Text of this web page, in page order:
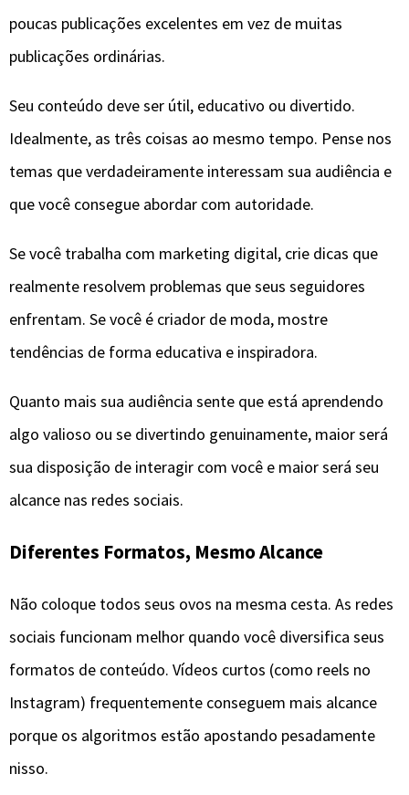
poucas publicações excelentes em vez de muitas
publicações ordinárias.
Seu conteúdo deve ser útil, educativo ou divertido.
Idealmente, as três coisas ao mesmo tempo. Pense nos
temas que verdadeiramente interessam sua audiência e
que você consegue abordar com autoridade.
Se você trabalha com marketing digital, crie dicas que
realmente resolvem problemas que seus seguidores
enfrentam. Se você é criador de moda, mostre
tendências de forma educativa e inspiradora.
Quanto mais sua audiência sente que está aprendendo
algo valioso ou se divertindo genuinamente, maior será
sua disposição de interagir com você e maior será seu
alcance nas redes sociais.
Diferentes Formatos, Mesmo Alcance
Não coloque todos seus ovos na mesma cesta. As redes
sociais funcionam melhor quando você diversifica seus
formatos de conteúdo. Vídeos curtos (como reels no
Instagram) frequentemente conseguem mais alcance
porque os algoritmos estão apostando pesadamente
nisso.